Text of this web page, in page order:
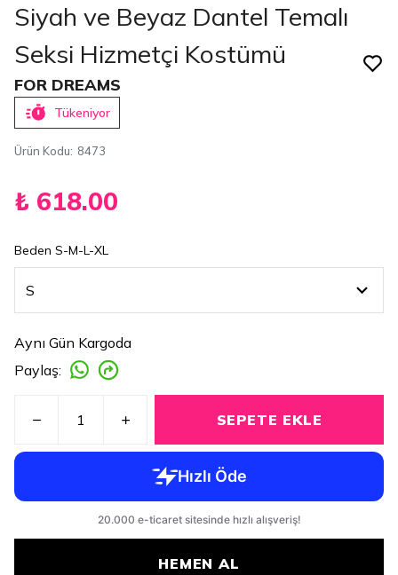
Siyah ve Beyaz Dantel Temalı
Seksi Hizmetçi Kostümü
FOR DREAMS
Tükeniyor
Ürün Kodu: 8473
₺ 618.00
Beden S-M-L-XL
Aynı Gün Kargoda
Paylaş:
SEPETE EKLE
HEMEN AL